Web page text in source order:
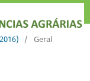
/ Geral